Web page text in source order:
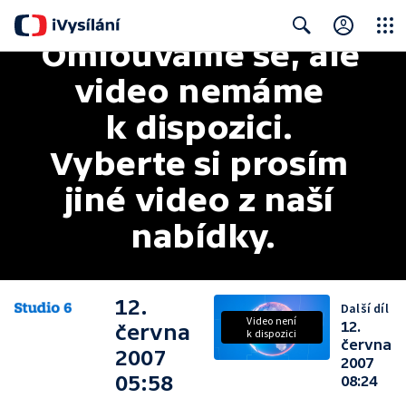
Search
Omlouváme se, ale
video nemáme
k dispozici.
Vyberte si prosím
jiné video z naší
nabídky.
12.
června
2007
05:58
Video není
k dispozici
Další díl
12.
června
2007
08:24